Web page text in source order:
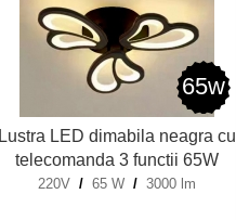
65w
Lustra LED dimabila neagra cu
telecomanda 3 functii 65W
220V / 65 W / 3000 lm